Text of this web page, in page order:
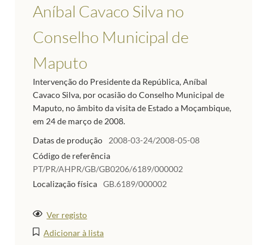
Aníbal Cavaco Silva no
Conselho Municipal de
Maputo
Intervenção do Presidente da República, Aníbal
Cavaco Silva, por ocasião do Conselho Municipal de
Maputo, no âmbito da visita de Estado a Moçambique,
em 24 de março de 2008.
Datas de produção
2008-03-24/2008-05-08
Código de referência
PT/PR/AHPR/GB/GB0206/6189/000002
Localização física GB.6189/000002
Ver registo
Adicionar à lista